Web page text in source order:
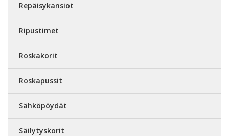
Repäisykansiot
Ripustimet
Roskakorit
Roskapussit
Sähköpöydät
Säilytyskorit